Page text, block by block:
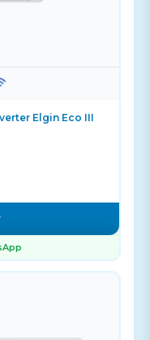
Elgin Eco III